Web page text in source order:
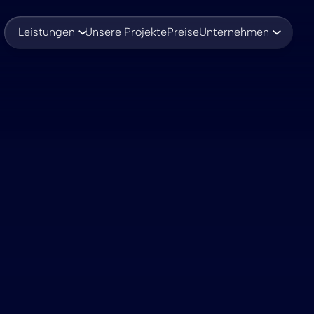
Leistungen
Unsere ProjektePreiseUnternehmen